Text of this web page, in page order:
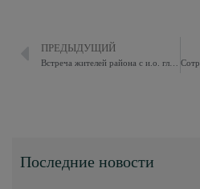
ПРЕДЫДУЩИЙ
Последние новости